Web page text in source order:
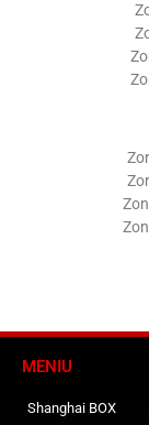
MENIU
Shanghai BOX